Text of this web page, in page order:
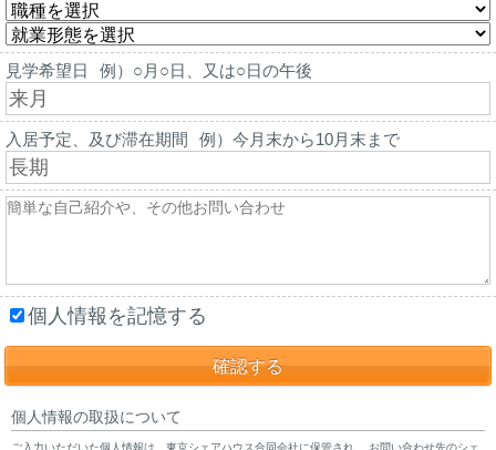
見学希望日 例）○月○日、又は○日の午後
入居予定、及び滞在期間 例）今月末から10月末まで
個人情報を記憶する
個人情報の取扱について
ご入力いただいた個人情報は、東京シェアハウス合同会社に保管され、 お問い合わせ先のシェ